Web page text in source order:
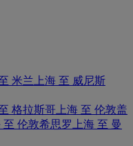
米兰 上海 至 威尼斯
格拉斯哥 上海 至 伦敦盖
至 伦敦希思罗 上海 至 曼